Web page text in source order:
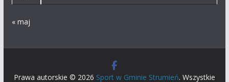
« maj
Prawa autorskie © 2026 Sport w Gminie Strumień. Wszystkie